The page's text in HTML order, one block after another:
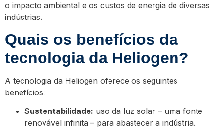
o impacto ambiental e os custos de energia de diversas
indústrias.
Quais os benefícios da
tecnologia da Heliogen?
A tecnologia da Heliogen oferece os seguintes
benefícios:
Sustentabilidade: uso da luz solar – uma fonte
renovável infinita – para abastecer a indústria.